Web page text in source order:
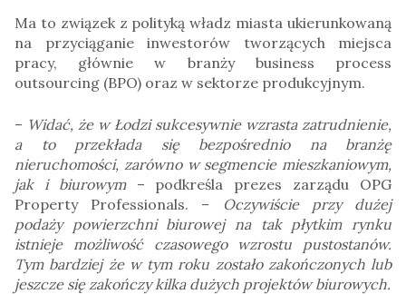
Ma to związek z polityką władz miasta ukierunkowaną
na przyciąganie inwestorów tworzących miejsca
pracy, głównie w branży business process
outsourcing (BPO) oraz w sektorze produkcyjnym.
– Widać, że w Łodzi sukcesywnie wzrasta zatrudnienie,
a to przekłada się bezpośrednio na branżę
nieruchomości, zarówno w segmencie mieszkaniowym,
jak i biurowym – podkreśla prezes zarządu OPG
Property Professionals. –
Oczywiście przy dużej
podaży powierzchni biurowej na tak płytkim rynku
istnieje możliwość czasowego wzrostu pustostanów.
Tym bardziej że w tym roku zostało zakończonych lub
jeszcze się zakończy kilka dużych projektów biurowych.